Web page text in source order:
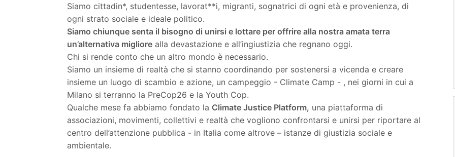
Siamo cittadin*, studentesse, lavorat**i, migranti, sognatrici di ogni età e provenienza, di
ogni strato sociale e ideale politico.
Siamo chiunque senta il bisogno di unirsi e lottare per offrire alla nostra amata terra
un’alternativa migliore alla devastazione e all’ingiustizia che regnano oggi.
Chi si rende conto che un altro mondo è necessario.
Siamo un insieme di realtà che si stanno coordinando per sostenersi a vicenda e creare
insieme un luogo di scambio e azione, un campeggio - Climate Camp - , nei giorni in cui a
Milano si terranno la PreCop26 e la Youth Cop.
Qualche mese fa abbiamo fondato la Climate Justice Platform, una piattaforma di
associazioni, movimenti, collettivi e realtà che vogliono confrontarsi e unirsi per riportare al
centro dell’attenzione pubblica - in Italia come altrove – istanze di giustizia sociale e
ambientale.